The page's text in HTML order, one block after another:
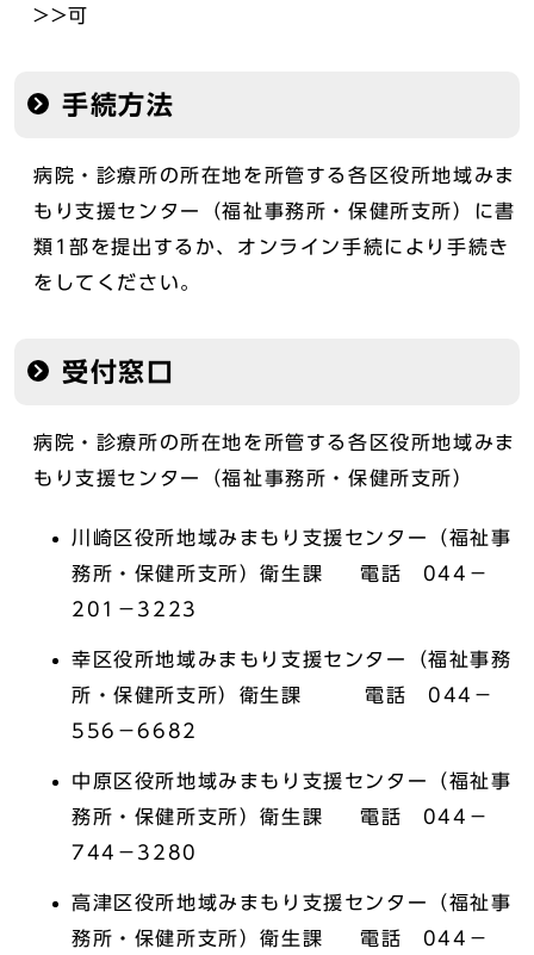
>>可
手続方法
病院・診療所の所在地を所管する各区役所地域みま
もり支援センター（福祉事務所・保健所支所）に書
類1部を提出するか、オンライン手続により手続き
をしてください。
受付窓口
病院・診療所の所在地を所管する各区役所地域みま
もり支援センター（福祉事務所・保健所支所）
川崎区役所地域みまもり支援センター（福祉事
務所・保健所支所）衛生課 電話 044－
201－3223
幸区役所地域みまもり支援センター（福祉事務
所・保健所支所）衛生課 電話 044－
556－6682
中原区役所地域みまもり支援センター（福祉事
務所・保健所支所）衛生課 電話 044－
744－3280
高津区役所地域みまもり支援センター（福祉事
務所・保健所支所）衛生課 電話 044－